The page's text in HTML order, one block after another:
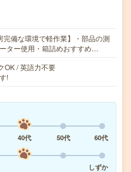
完備な環境で軽作業】・部品の測
ター使用・箱詰めおすすめ…
OK / 英語力不要
!
40代 50代
60代
しずか